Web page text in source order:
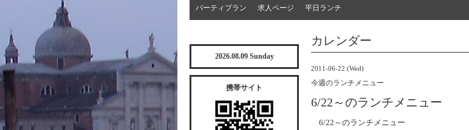
パーティプラン 求人ページ 平日ランチ
カレンダー
2011-06-22 (Wed)
今週のランチメニュー
6/22～のランチメニュー
6/22～のランチメニュー
2026.08.09 Sunday
携帯サイト